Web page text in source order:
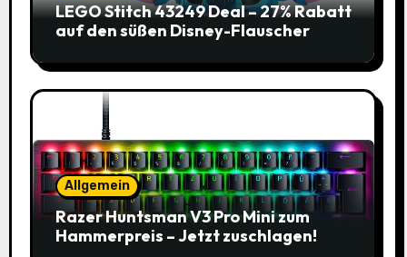
LEGO Stitch 43249 Deal – 27% Rabatt
auf den süßen Disney-Flauscher
Allgemein
Razer Huntsman V3 Pro Mini zum
Hammerpreis – Jetzt zuschlagen!